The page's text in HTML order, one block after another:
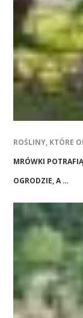
ROŚLINY, KTÓRE
MRÓWKI
OGRODZIE, A …